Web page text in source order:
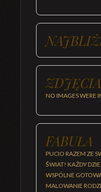
ZDJĘCIA
NO IMAGES WERE
FABUŁA
PUCIO RAZEM ZE
ŚWIAT! KAŻDY
WSPÓLNE
MALOWANIE